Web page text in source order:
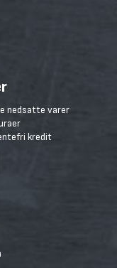
nedsatte varer
kredit